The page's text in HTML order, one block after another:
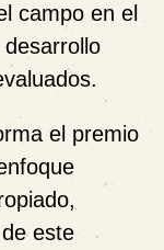
campo en el
el premio
,
este